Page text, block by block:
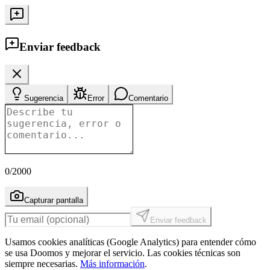
Enviar feedback
Sugerencia Error Comentario
0/2000
Capturar pantalla
Enviar feedback
Usamos cookies analíticas (Google Analytics) para entender cómo
se usa Doomos y mejorar el servicio. Las cookies técnicas son
siempre necesarias. Más información.